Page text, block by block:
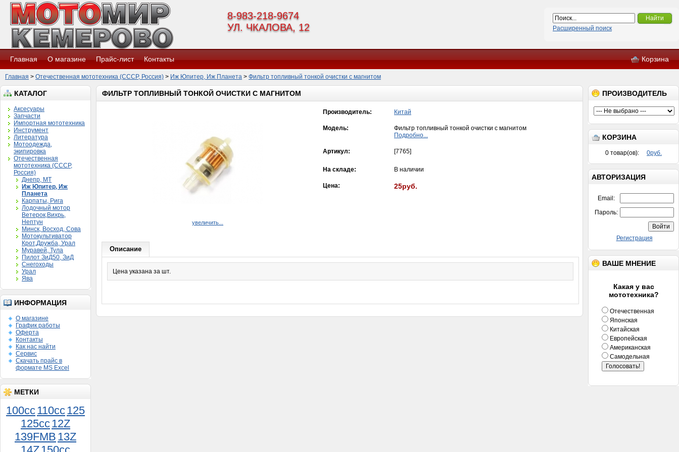
8-983-218-9674
УЛ. ЧКАЛОВА, 12
Найти
Расширенный поиск
Главная О магазине Прайс-лист Контакты Корзина
Главная > Отечественная мототехника (СССР, Россия) > Иж Юпитер, Иж Планета > Фильтр топливный тонкой очистки с магнитом
КАТАЛОГ
Аксесуары
Запчасти
Импортная мототехника
Инструмент
Литература
Мотоодежда,
экипировка
Отечественная
мототехника (СССР,
Россия)
Днепр, МТ
Иж Юпитер, Иж
Планета
Карпаты, Рига
Лодочный мотор
Ветерок,Вихрь,
Нептун
Минск, Восход, Сова
Мотокультиватор
Крот,Дружба, Урал
Муравей, Тула
Пилот ЗиД50, ЗиД
Снегоходы
Урал
Ява
ИНФОРМАЦИЯ
О магазине
График работы
Оферта
Контакты
Как нас найти
Сервис
Скачать прайс в
формате MS Excel
МЕТКИ
100cc110cc125
125cc12Z
139FMB 13Z
ПРОИЗВОДИТЕЛЬ
КОРЗИНА
0 товар(ов): 0руб.
АВТОРИЗАЦИЯ
Email:
Пароль:
Регистрация
ВАШЕ МНЕНИЕ
Какая у вас
мототехника?
Отечественная
Японская
Китайская
Европейская
Американская
Самодельная
ФИЛЬТР ТОПЛИВНЫЙ ТОНКОЙ ОЧИСТКИ С МАГНИТОМ
увеличить...
Производитель: Китай
Модель:
Фильтр топливный тонкой очистки с магнитом
Подробно...
Артикул: [7765]
На складе: В наличии
Цена: 25руб.
Описание
Цена указана за шт.